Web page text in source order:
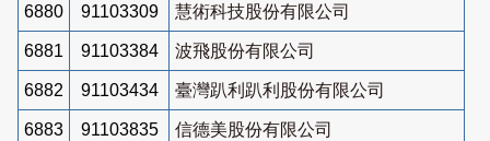
6880 91103309 慧術科技股份有限公司
6881 91103384 波飛股份有限公司
6882 91103434 臺灣趴利趴利股份有限公司
6883 91103835 信德美股份有限公司